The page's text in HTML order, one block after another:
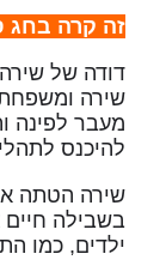
זה קרה בחג
דודה של
שירה
מעבר לפינה
להיכנס
שירה הטתה
בשבילה
ילדים, כמו